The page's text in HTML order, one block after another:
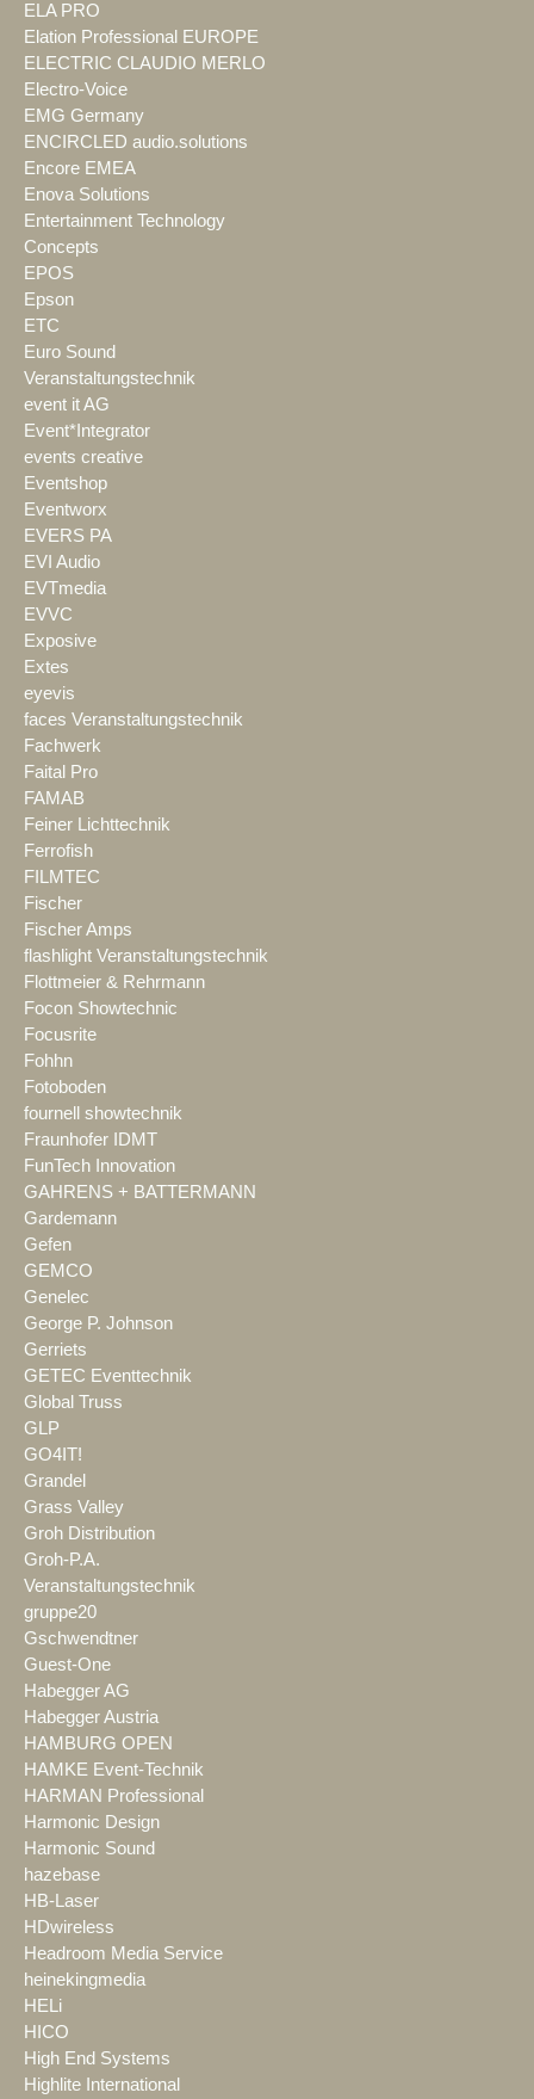
ELA PRO
Elation Professional EUROPE
ELECTRIC CLAUDIO MERLO
Electro-Voice
EMG Germany
ENCIRCLED audio.solutions
Encore EMEA
Enova Solutions
Entertainment Technology
Concepts
EPOS
Epson
ETC
Euro Sound
Veranstaltungstechnik
event it AG
Event*Integrator
events creative
Eventshop
Eventworx
EVERS PA
EVI Audio
EVTmedia
EVVC
Exposive
Extes
eyevis
faces Veranstaltungstechnik
Fachwerk
Faital Pro
FAMAB
Feiner Lichttechnik
Ferrofish
FILMTEC
Fischer
Fischer Amps
flashlight Veranstaltungstechnik
Flottmeier & Rehrmann
Focon Showtechnic
Focusrite
Fohhn
Fotoboden
fournell showtechnik
Fraunhofer IDMT
FunTech Innovation
GAHRENS + BATTERMANN
Gardemann
Gefen
GEMCO
Genelec
George P. Johnson
Gerriets
GETEC Eventtechnik
Global Truss
GLP
GO4IT!
Grandel
Grass Valley
Groh Distribution
Groh-P.A.
Veranstaltungstechnik
gruppe20
Gschwendtner
Guest-One
Habegger AG
Habegger Austria
HAMBURG OPEN
HAMKE Event-Technik
HARMAN Professional
Harmonic Design
Harmonic Sound
hazebase
HB-Laser
HDwireless
Headroom Media Service
heinekingmedia
HELi
HICO
High End Systems
Highlite International